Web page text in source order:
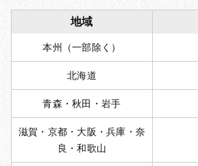
地域
本州（一部除く）
北海道
青森・秋田・岩手
滋賀・京都・大阪・兵庫・奈
良・和歌山